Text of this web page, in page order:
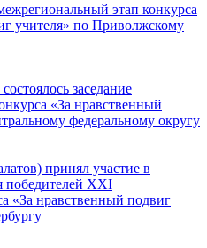
этап конкурса
учителя» по Приволжскому
заседание
«За нравственный
федеральному округу
принял участие в
победителей XXI
«За нравственный подвиг